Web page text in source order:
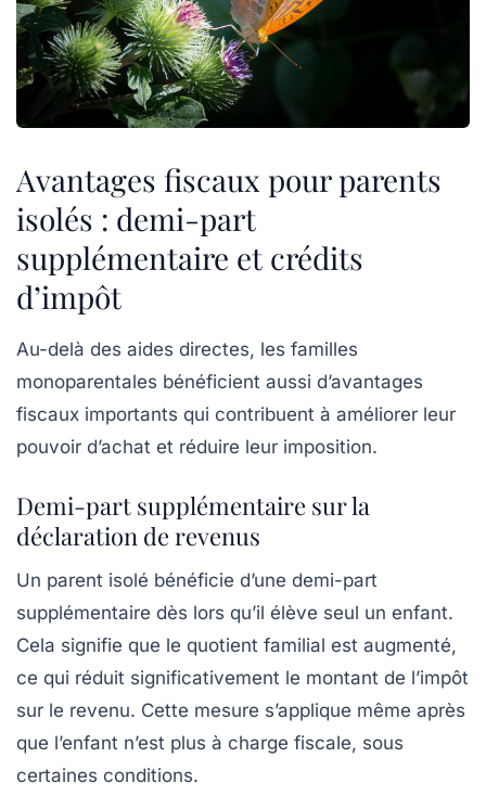
Avantages fiscaux pour parents
isolés : demi-part
supplémentaire et crédits
d’impôt
Au-delà des aides directes, les familles
monoparentales bénéficient aussi d’avantages
fiscaux importants qui contribuent à améliorer leur
pouvoir d’achat et réduire leur imposition.
Demi-part supplémentaire sur la
déclaration de revenus
Un parent isolé bénéficie d’une demi-part
supplémentaire dès lors qu’il élève seul un enfant.
Cela signifie que le quotient familial est augmenté,
ce qui réduit significativement le montant de l’impôt
sur le revenu. Cette mesure s’applique même après
que l’enfant n’est plus à charge fiscale, sous
certaines conditions.